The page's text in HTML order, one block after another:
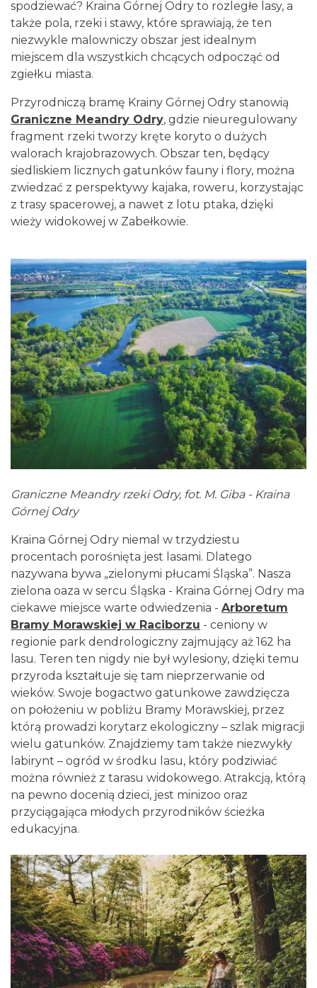
spodziewać? Kraina Górnej Odry to rozległe lasy, a
także pola, rzeki i stawy, które sprawiają, że ten
niezwykle malowniczy obszar jest idealnym
miejscem dla wszystkich chcących odpocząć od
zgiełku miasta.
Przyrodniczą bramę Krainy Górnej Odry stanowią
Graniczne Meandry Odry, gdzie nieuregulowany
fragment rzeki tworzy kręte koryto o dużych
walorach krajobrazowych. Obszar ten, będący
siedliskiem licznych gatunków fauny i flory, można
zwiedzać z perspektywy kajaka, roweru, korzystając
z trasy spacerowej, a nawet z lotu ptaka, dzięki
wieży widokowej w Zabełkowie.
Graniczne Meandry rzeki Odry, fot. M. Giba - Kraina
Górnej Odry
Kraina Górnej Odry niemal w trzydziestu
procentach porośnięta jest lasami. Dlatego
nazywana bywa „zielonymi płucami Śląska”. Nasza
zielona oaza w sercu Śląska - Kraina Górnej Odry ma
ciekawe miejsce warte odwiedzenia - Arboretum
Bramy Morawskiej w Raciborzu - ceniony w
regionie park dendrologiczny zajmujący aż 162 ha
lasu. Teren ten nigdy nie był wylesiony, dzięki temu
przyroda kształtuje się tam nieprzerwanie od
wieków. Swoje bogactwo gatunkowe zawdzięcza
on położeniu w pobliżu Bramy Morawskiej, przez
którą prowadzi korytarz ekologiczny – szlak migracji
wielu gatunków. Znajdziemy tam także niezwykły
labirynt – ogród w środku lasu, który podziwiać
można również z tarasu widokowego. Atrakcją, którą
na pewno docenią dzieci, jest minizoo oraz
przyciągająca młodych przyrodników ścieżka
edukacyjna.